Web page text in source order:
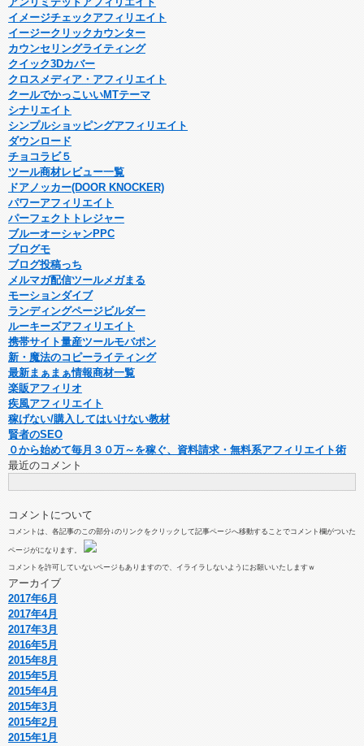
イメージチェックアフィリエイト
イージークリックカウンター
カウンセリングライティング
クイック3Dカバー
クロスメディア・アフィリエイト
クールでかっこいいMTテーマ
シナリエイト
シンプルショッピングアフィリエイト
ダウンロード
チョコラビ５
ツール商材レビュー一覧
ドアノッカー(DOOR KNOCKER)
パワーアフィリエイト
パーフェクトトレジャー
ブルーオーシャンPPC
ブログモ
ブログ投稿っち
メルマガ配信ツールメガまる
モーションダイブ
ランディングページビルダー
ルーキーズアフィリエイト
携帯サイト量産ツールモバポン
新・魔法のコピーライティング
最新まぁまぁ情報商材一覧
楽販アフィリオ
疾風アフィリエイト
稼げない/購入してはいけない教材
賢者のSEO
０から始めて毎月３０万～を稼ぐ、資料請求・無料系アフィリエイト術
最近のコメント
コメントについて
コメントは、各記事のこの部分↓のリンクをクリックして記事ページへ移動することでコメント欄がついた
ページがになります。
コメントを許可していないページもありますので、イライラしないようにお願いいたしますｗ
アーカイブ
2017年6月
2017年4月
2017年3月
2016年5月
2015年8月
2015年5月
2015年4月
2015年3月
2015年2月
2015年1月